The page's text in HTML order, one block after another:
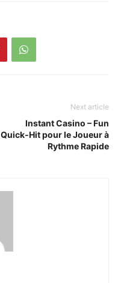
Next article
Instant Casino – Fun
Quick‑Hit pour le Joueur à
Rythme Rapide